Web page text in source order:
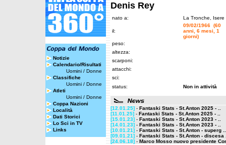
Notizie
Calendario/Risultati
Uomini / Donne
Classifiche
Uomini / Donne
Atleti
Uomini / Donne
Coppa Nazioni
Località
Dati Storici
Lo Sci in TV
Links
Denis Rey
nato a: La Tronche, Isere
il:
09/02/1966 (60
anni, 6 mesi, 1
giorni)
peso:
altezza:
scarponi:
attacchi:
sci:
status:
Non in attività
[12.01.25] - Fantaski Stats - St.Anton 2025 - ..
[11.01.25] - Fantaski Stats - St.Anton 2025 - ..
[15.01.23] - Fantaski Stats - St.Anton 2023 - ..
[14.01.23] - Fantaski Stats - St.Anton 2023 - ..
[10.01.21] - Fantaski Stats - St.Anton - superg ..
[09.01.21] - Fantaski Stats - St.Anton - discesa
[24.06.18] - Marco Mosso nuovo presidente